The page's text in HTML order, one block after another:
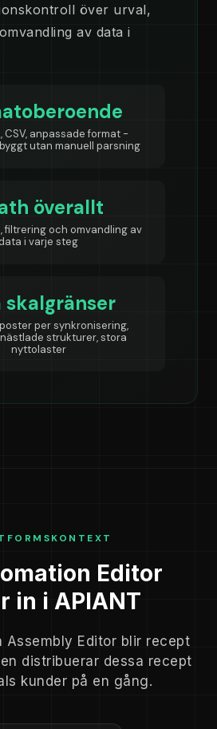
över urval,
av data i
CSV, anpassade format -
utan manuell parsning
överallt
filtrering och omvandling av
data i varje steg
skalgränser
per synkronisering,
strukturer, stora
nyttolaster
Editor
in i APIANT
Assembly Editor blir recept
distribuerar dessa recept
kunder på en gång.